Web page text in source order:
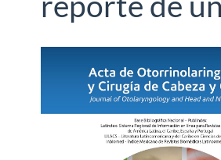
Barra
lateral
del
artículo